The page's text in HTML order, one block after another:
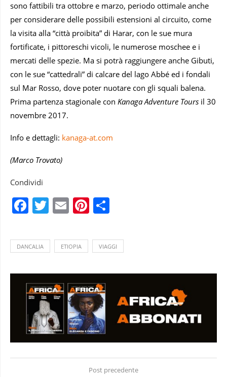
sono fattibili tra ottobre e marzo, periodo ottimale anche
per considerare delle possibili estensioni al circuito, come
la visita alla “città proibita” di Harar, con le sue mura
fortificate, i pittoreschi vicoli, le numerose moschee e i
mercati delle spezie. Ma si potrà raggiungere anche Gibuti,
con le sue “cattedrali” di calcare del lago Abbé ed i fondali
sul Mar Rosso, dove poter nuotare con gli squali balena.
Prima partenza stagionale con Kanaga Adventure Tours il 30
novembre 2017.
Info e dettagli: kanaga-at.com
(Marco Trovato)
Condividi
Facebook
Twitter
EmailPinterest
DANCALIA ETIOPIA VIAGGI
Post precedente